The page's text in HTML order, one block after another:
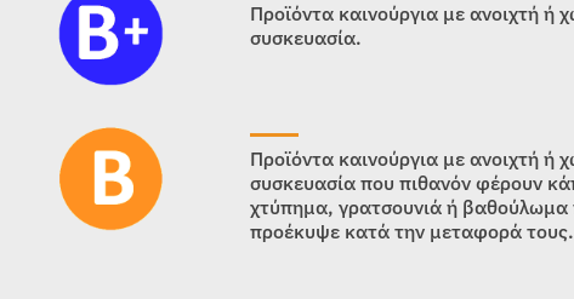
Προϊόντα καινούργια με ανοιχτή ή
συσκευασία.
Προϊόντα καινούργια με ανοιχτή ή
συσκευασία που πιθανόν φέρουν
χτύπημα, γρατσουνιά ή βαθούλωμα
προέκυψε κατά την μεταφορά τους.